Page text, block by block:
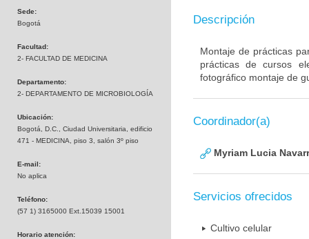
Sede:
Bogotá
Facultad:
2- FACULTAD DE MEDICINA
Departamento:
2- DEPARTAMENTO DE MICROBIOLOGÍA
Ubicación:
Bogotá, D.C., Ciudad Universitaria, edificio
471 - MEDICINA, piso 3, salón 3º piso
E-mail:
No aplica
Teléfono:
(57 1) 3165000 Ext.15039 15001
Horario atención:
Descripción
Montaje de prácticas
prácticas de cursos
fotográfico montaje de
Coordinador(a)
Myriam Lucia
Servicios ofrecidos
Cultivo celular